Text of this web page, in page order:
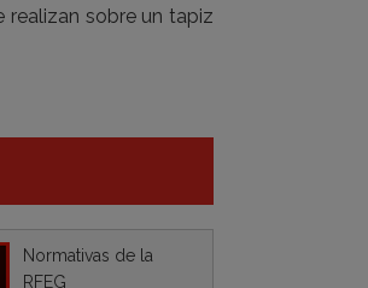
realizan sobre un tapiz
Normativas de la
RFEG